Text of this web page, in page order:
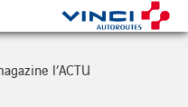
l’ACTU